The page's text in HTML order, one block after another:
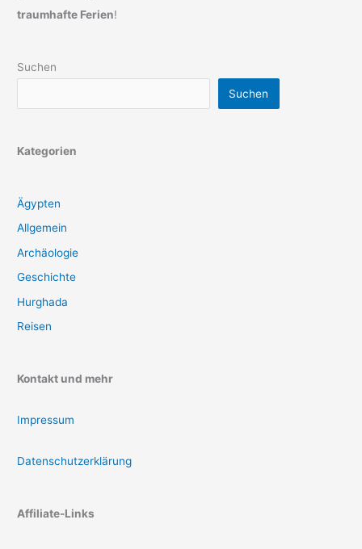
traumhafte Ferien!
Suchen
Suchen
Kategorien
Ägypten
Allgemein
Archäologie
Geschichte
Hurghada
Reisen
Kontakt und mehr
Impressum
Datenschutzerklärung
Affiliate-Links